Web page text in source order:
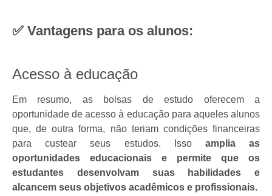
✅ Vantagens para os alunos:
Acesso à educação
Em resumo, as bolsas de estudo oferecem a
oportunidade de acesso à educação para aqueles alunos
que, de outra forma, não teriam condições financeiras
para custear seus estudos. Isso amplia as
oportunidades educacionais e permite que os
estudantes desenvolvam suas habilidades e
alcancem seus objetivos acadêmicos e profissionais.